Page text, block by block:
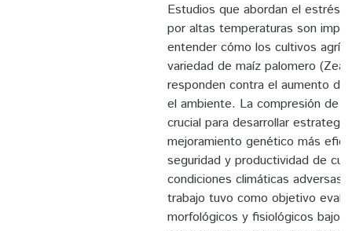
Estudios que abordan el estrés
por altas temperaturas son
entender cómo los cultivos
variedad de maíz palomero (Zea
responden contra el aumento
el ambiente. La compresión de
crucial para desarrollar
mejoramiento genético más
seguridad y productividad de
condiciones climáticas
trabajo tuvo como objetivo
morfológicos y fisiológicos bajo